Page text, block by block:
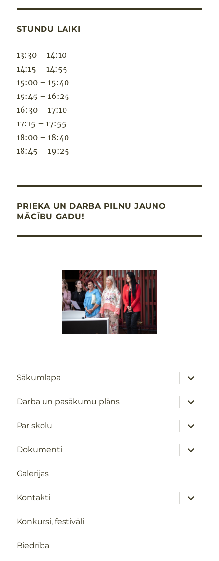
STUNDU LAIKI
13:30 – 14:10
14:15 – 14:55
15:00 – 15:40
15:45 – 16:25
16:30 – 17:10
17:15 – 17:55
18:00 – 18:40
18:45 – 19:25
PRIEKA UN DARBA PILNU JAUNO
MĀCĪBU GADU!
Sākumlapa
izvērst
Darba un pasākumu plāns
izvērst
Par skolu
izvērst
Dokumenti
izvērst
Galerijas
Kontakti
izvērst
Konkursi, festivāli
Biedrība